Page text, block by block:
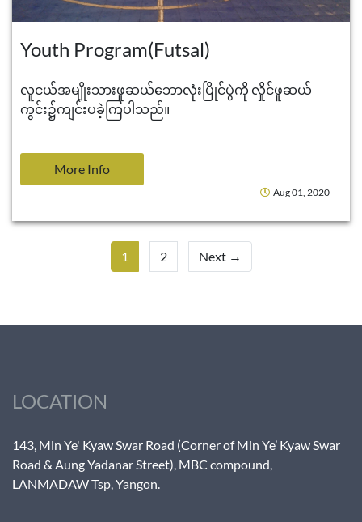
Youth Program(Futsal)
လူငယ်အမျိုးသားဖူဆယ်ဘောလုံးပြိုင်ပွဲကို လှိုင်ဖူဆယ်
ကွင်း၌ကျင်းပခဲ့ကြပါသည်။
More Info
Aug 01, 2020
1 2 Next →
LOCATION
143, Min Ye' Kyaw Swar Road (Corner of Min Ye’ Kyaw Swar
Road & Aung Yadanar Street), MBC compound,
LANMADAW Tsp, Yangon.